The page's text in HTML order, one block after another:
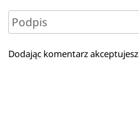
Dodając komentarz akceptujesz